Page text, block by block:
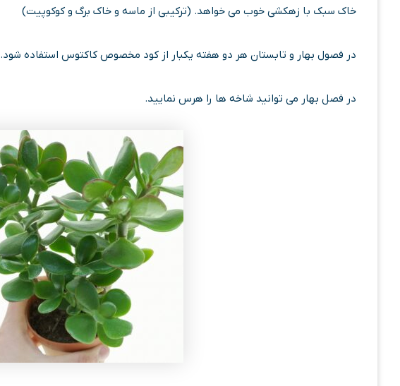
خاک سبک با زهکشی خوب می خواهد. (ترکیبی از ماسه و خاک برگ و کوکوپیت)
در فصول بهار و تابستان هر دو هفته یکبار از کود مخصوص کاکتوس استفاده شود.
در فصل بهار می توانید شاخه ها را هرس نمایید.